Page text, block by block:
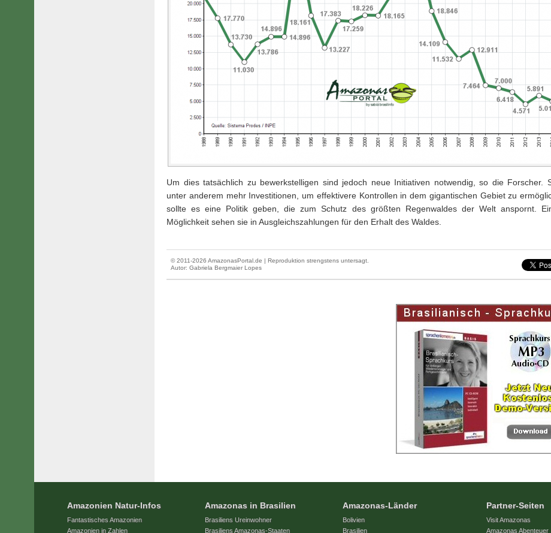
Um dies tatsächlich zu bewerkstelligen sind jedoch neue Initiativen notwendig, so die Forscher.
unter anderem mehr Investitionen, um effektivere Kontrollen in dem gigantischen Gebiet zu
sollte es eine Politik geben, die zum Schutz des größten Regenwaldes der Welt anspornt.
Möglichkeit sehen sie in Ausgleichszahlungen für den Erhalt des Waldes.
© 2011-2026 AmazonasPortal.de | Reproduktion strengstens untersagt.
Autor: Gabriela Bergmaier Lopes
Amazonien Natur-Infos
Fantastisches Amazonien
Amazonien in Zahlen
Amazonas in Brasilien
Brasiliens Ureinwohner
Brasiliens Amazonas-Staaten
Amazonas-Länder
Bolivien
Brasilien
Partner-Seiten
Visit Amazonas
Amazonas Abenteuer